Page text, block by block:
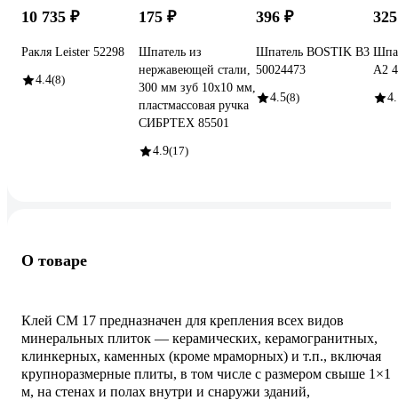
10 735 ₽
Ракля Leister 52298
4.4(8)
175 ₽
Шпатель из
нержавеющей стали,
300 мм зуб 10х10 мм,
пластмассовая ручка
СИБРТЕХ 85501
4.9(17)
396 ₽
Шпатель BOSTIK В3
50024473
4.5(8)
А2
О товаре
Клей СМ 17 предназначен для крепления всех видов
минеральных плиток — керамических, керамогранитных,
клинкерных, каменных (кроме мраморных) и т.п., включая
крупноразмерные плиты, в том числе с размером свыше 1×1
м, на стенах и полах внутри и снаружи зданий,